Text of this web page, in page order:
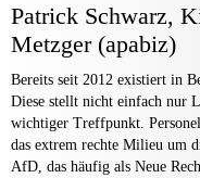
Patrick Schwarz,
Metzger (apabiz)
Bereits seit 2012 existiert in
Diese stellt nicht einfach nur
wichtiger Treffpunkt.
das extrem rechte Milieu um
AfD, das häufig als Neue